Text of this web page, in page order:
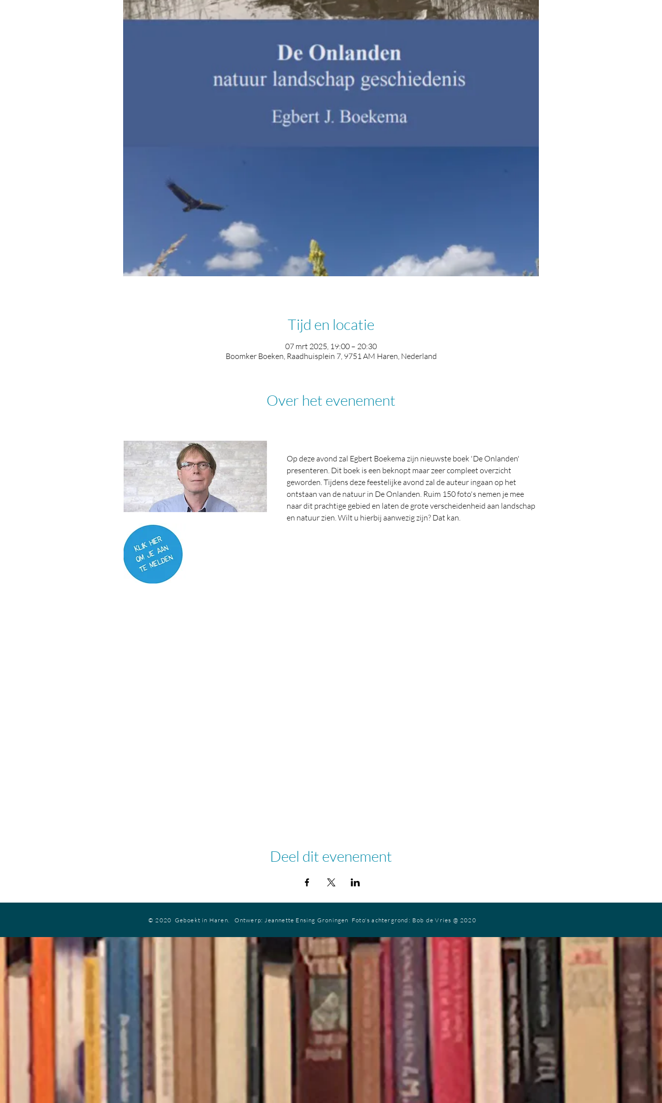
Tijd en locatie
07 mrt 2025, 19:00 – 20:30
Boomker Boeken, Raadhuisplein 7, 9751 AM Haren, Nederland
Over het evenement
Op deze avond zal Egbert Boekema zijn nieuwste boek 'De Onlanden'
presenteren. Dit boek is een beknopt maar zeer compleet overzicht
geworden. Tijdens deze feestelijke avond zal de auteur ingaan op het
ontstaan van de natuur in De Onlanden. Ruim 150 foto's nemen je mee
naar dit prachtige gebied en laten de grote verscheidenheid aan landschap
en natuur zien. Wilt u hierbij aanwezig zijn? Dat kan.
Deel dit evenement
© 2020 Geboekt in Haren. Ontwerp: Jeannette Ensing Groningen Foto's achtergrond: Bob de Vries @ 2020